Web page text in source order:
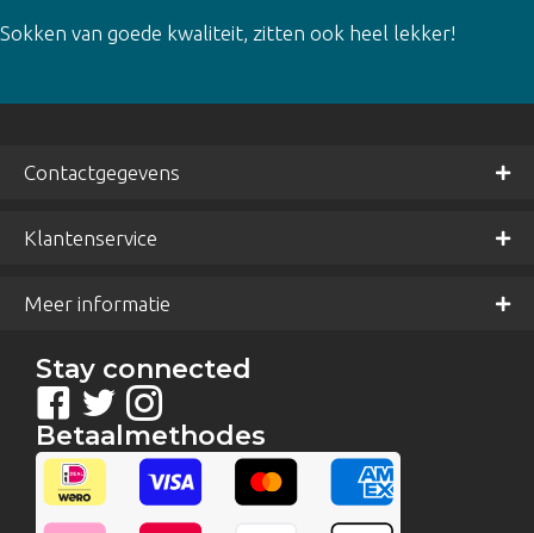
d5
Sokken van goede kwaliteit, zitten ook heel lekker!
Contactgegevens
Klantenservice
Meer informatie
Stay connected
Betaalmethodes